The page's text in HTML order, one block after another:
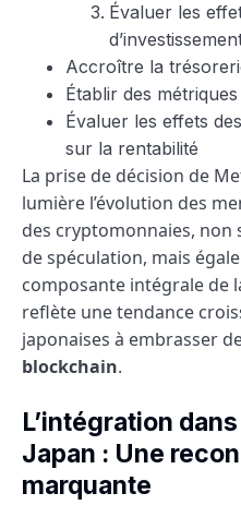
Évaluer les
Accroître la
Établir des
Évaluer les effets
sur la rentabilité
La prise de décision de
lumière l’évolution des
des cryptomonnaies,
de spéculation, mais
composante intégrale de
reflète une tendance
japonaises à embrasser
blockchain.
L’intégration
Japan : Une
marquante